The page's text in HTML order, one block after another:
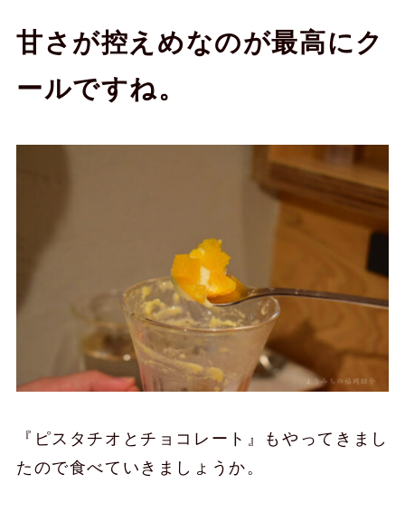
甘さが控えめなのが最高にク
ールですね。
『ピスタチオとチョコレート』もやってきまし
たので食べていきましょうか。